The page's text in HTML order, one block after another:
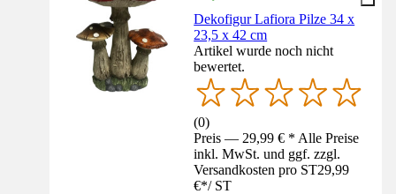
Dekofigur Lafiora Pilze 34 x
23,5 x 42 cm
Artikel wurde noch nicht
bewertet.
(0)
Preis — 29,99 € * Alle Preise
inkl. MwSt. und ggf. zzgl.
Versandkosten pro ST29,99
€*/ ST